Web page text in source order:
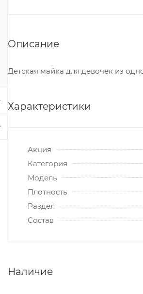
Описание
Детская майка для девочек из
Характеристики
Акция
Категория
Модель
Плотность
Раздел
Состав
Наличие